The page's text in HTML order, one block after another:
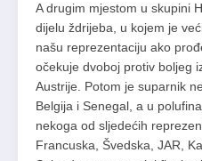
A drugim mjestom u skupini
dijelu ždrijeba, u kojem je
našu reprezentaciju ako
očekuje dvoboj protiv boljeg
Austrije. Potom je suparnik
Belgija i Senegal, a u
nekoga od sljedećih
Francuska, Švedska, JAR,